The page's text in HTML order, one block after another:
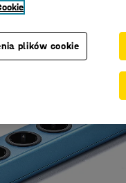
plików cookie